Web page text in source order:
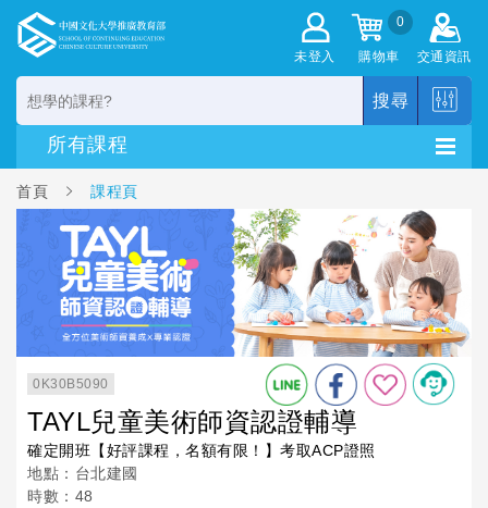
未登入
0
購物車 交通資訊
搜尋
首頁 課程頁
0K30B5090
TAYL兒童美術師資認證輔導
確定開班【好評課程，名額有限！】考取ACP證照
地點：台北建國
時數：48